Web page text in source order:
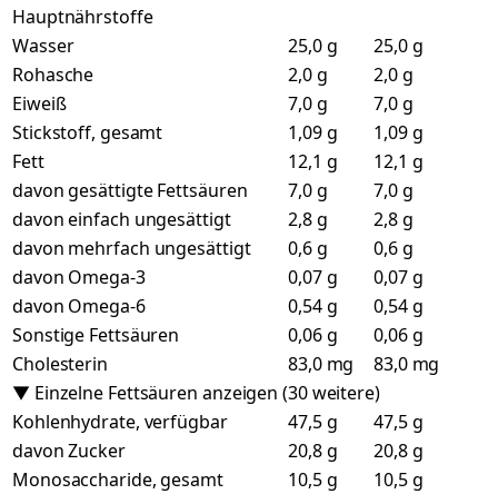
Hauptnährstoffe
Wasser
25,0 g
25,0 g
Rohasche
2,0 g
2,0 g
Eiweiß
7,0 g
7,0 g
Stickstoff, gesamt
1,09 g
1,09 g
Fett
12,1 g
12,1 g
davon gesättigte Fettsäuren
7,0 g
7,0 g
davon einfach ungesättigt
2,8 g
2,8 g
davon mehrfach ungesättigt
0,6 g
0,6 g
davon Omega-3
0,07 g
0,07 g
davon Omega-6
0,54 g
0,54 g
Sonstige Fettsäuren
0,06 g
0,06 g
Cholesterin
83,0 mg
83,0 mg
▼ Einzelne Fettsäuren anzeigen (30 weitere)
Kohlenhydrate, verfügbar
47,5 g
47,5 g
davon Zucker
20,8 g
20,8 g
Monosaccharide, gesamt
10,5 g
10,5 g